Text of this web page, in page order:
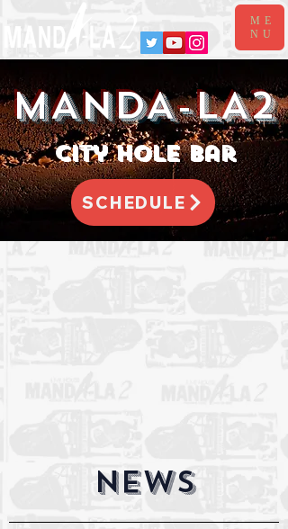
ME
NU
MANDA-LA2
​city hole bar
SCHEDULE
​NEWS